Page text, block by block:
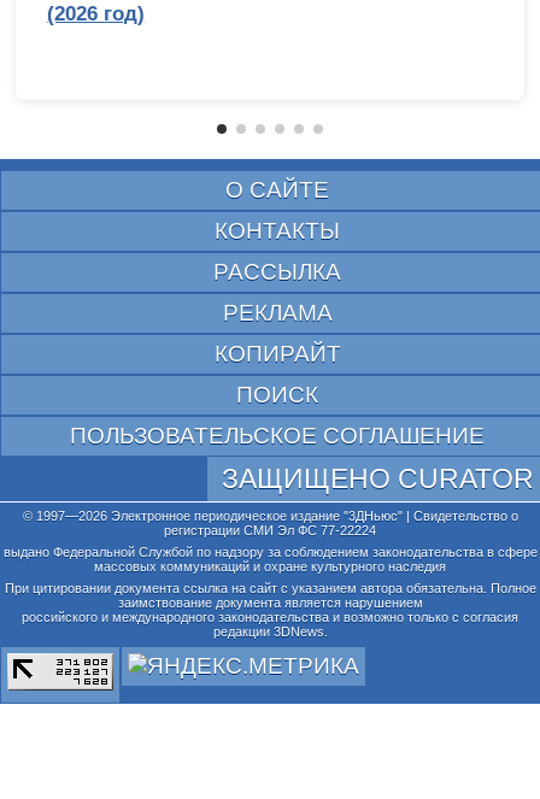
(2026 год)
О САЙТЕ
КОНТАКТЫ
РАССЫЛКА
РЕКЛАМА
КОПИРАЙТ
ПОИСК
ПОЛЬЗОВАТЕЛЬСКОЕ СОГЛАШЕНИЕ
ЗАЩИЩЕНО CURATOR
© 1997—2026 Электронное периодическое издание "3ДНьюс" | Свидетельство о
регистрации СМИ Эл ФС 77-22224
выдано Федеральной Службой по надзору за соблюдением законодательства в сфере
массовых коммуникаций и охране культурного наследия
При цитировании документа ссылка на сайт с указанием автора обязательна. Полное
заимствование документа является нарушением
российского и международного законодательства и возможно только с согласия
редакции 3DNews.